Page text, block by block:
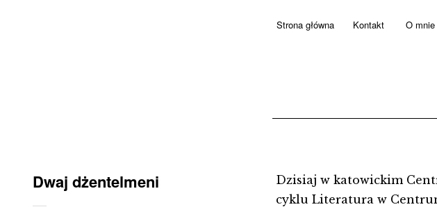
Strona główna Kontakt O mnie
Dwaj dżentelmeni
Dzisiaj w katowickim
cyklu Literatura w